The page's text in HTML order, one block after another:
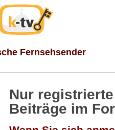
Fernsehsender
Nur
Beiträge im